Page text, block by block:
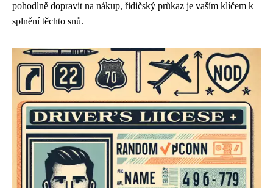
pohodlně dopravit na nákup, řidičský průkaz je vaším klíčem k
splnění těchto snů.